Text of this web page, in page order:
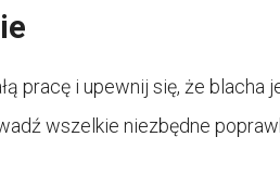
pracę i upewnij się, że
wszelkie niezbędne